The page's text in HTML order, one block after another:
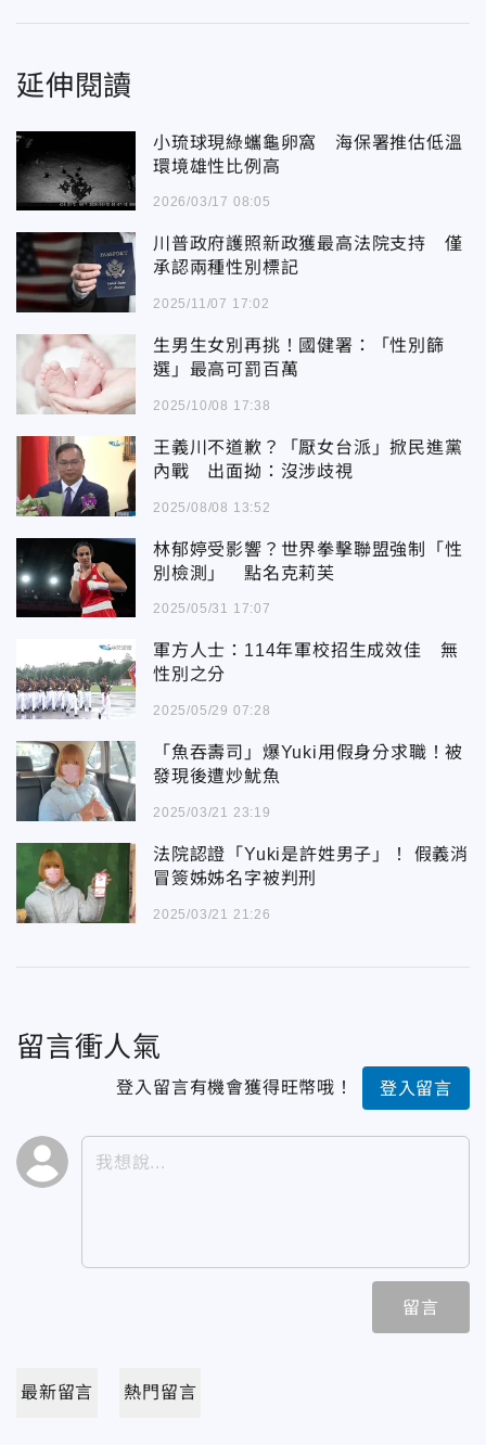
延伸閱讀
小琉球現綠蠵龜卵窩 海保署推估低溫
環境雄性比例高
2026/03/17 08:05
川普政府護照新政獲最高法院支持 僅
承認兩種性別標記
2025/11/07 17:02
生男生女別再挑！國健署：「性別篩
選」最高可罰百萬
2025/10/08 17:38
王義川不道歉？「厭女台派」掀民進黨
內戰 出面拗：沒涉歧視
2025/08/08 13:52
林郁婷受影響？世界拳擊聯盟強制「性
別檢測」 點名克莉芙
2025/05/31 17:07
軍方人士：114年軍校招生成效佳 無
性別之分
2025/05/29 07:28
「魚吞壽司」爆Yuki用假身分求職！被
發現後遭炒魷魚
2025/03/21 23:19
法院認證「Yuki是許姓男子」！ 假義消
冒簽姊姊名字被判刑
2025/03/21 21:26
留言衝人氣
登入留言有機會獲得旺幣哦！ 登入留言
留言
最新留言 熱門留言